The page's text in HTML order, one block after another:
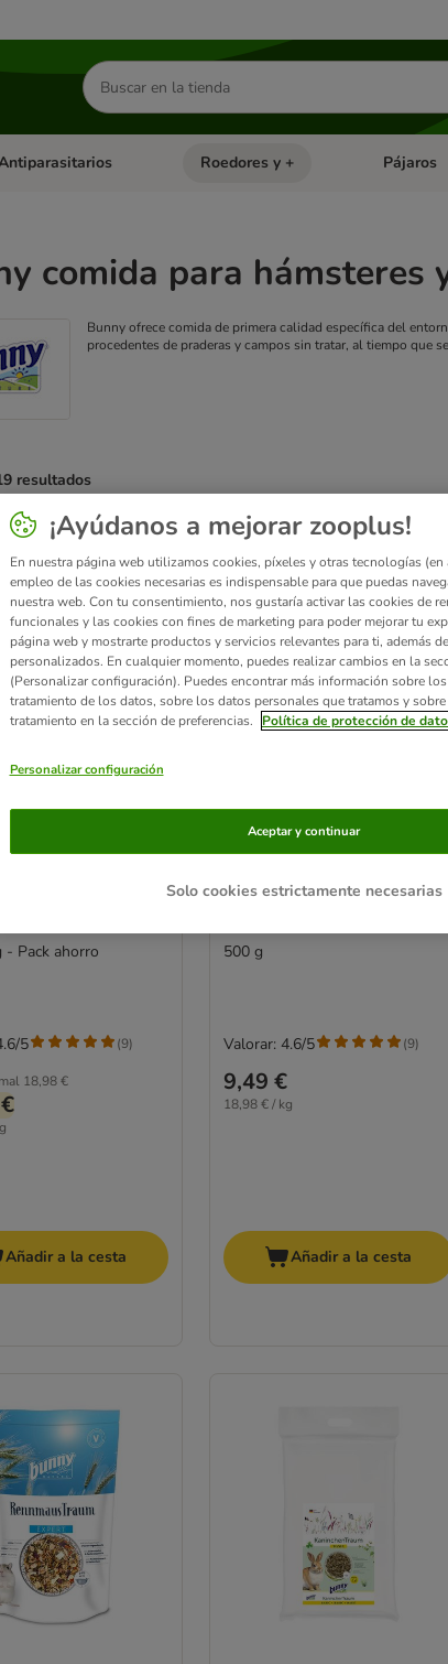
Buscar
productos
Gatosde categoria abierto: Dieta Vet.Menú de categoria abierto:
Roedores y + Menú de
Pájaros
comida para hámsteres
Bunny ofrece comida de primera calidad específica del
procedentes de praderas y campos sin tratar, al tiempo que
resultados
have been changed
comida para
enanos
- Pack ahorro
18,98 €
5 (9)
Añadir a la cesta
2 opciones
Traum Expert comida para
500 g
9,49 €
18,98 € / kg
Valorar: 4.6/5 (9)
Añadir a la cesta
¡Ayúdanos a mejorar zooplus!
En nuestra página web utilizamos cookies, píxeles y otras tecnologías (en
empleo de las cookies necesarias es indispensable para que puedas
nuestra web. Con tu consentimiento, nos gustaría activar las cookies de
funcionales y las cookies con fines de marketing para poder mejorar tu
página web y mostrarte productos y servicios relevantes para ti, además
personalizados. En cualquier momento, puedes realizar cambios en la
(Personalizar configuración). Puedes encontrar más información sobre
tratamiento de los datos, sobre los datos personales que tratamos y
tratamiento en la sección de preferencias.
Política de protección de
Personalizar configuración
Solo cookies estrictamente necesarias
Aceptar y continuar